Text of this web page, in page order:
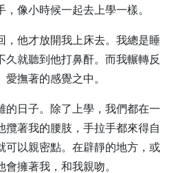
像小時候一起去上學一樣。
，他才放開我上床去。我總是睡
久就聽到他打鼻酐。而我輾轉反
撫著的感覺之中。
的日子。除了上學，我們都在一
攬著我的腰肢，手拉手都來得自
可以親密點。在辟靜的地方，或
擁著我，和我親吻。